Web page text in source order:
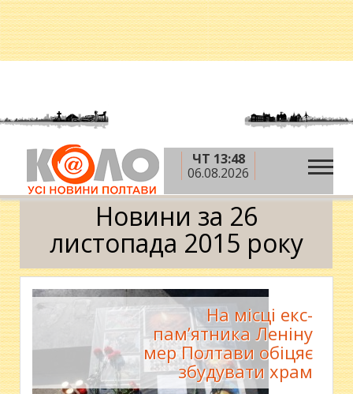
ЧТ 13:48
06.08.2026
Головна » 2015 рік » листопад »
26 листопада
Календар
Новини за 26
листопада 2015 року
На місці екс-
пам’ятника Леніну
мер Полтави обіцяє
збудувати храм